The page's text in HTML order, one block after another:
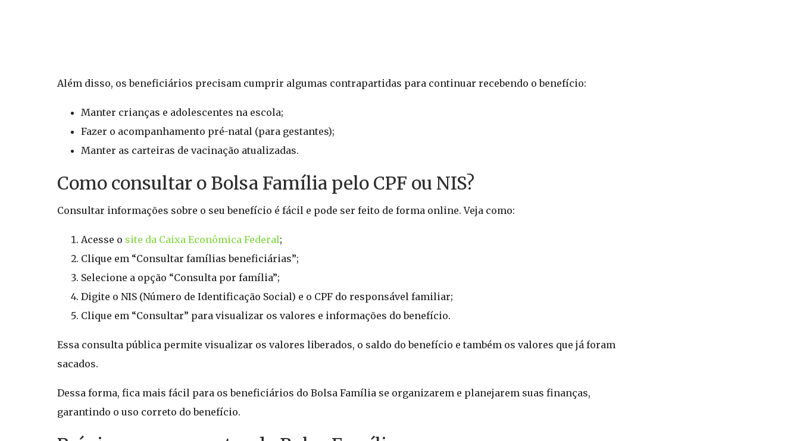
Além disso, os beneficiários precisam cumprir algumas contrapartidas para continuar recebendo o benefício:
Manter crianças e adolescentes na escola;
Fazer o acompanhamento pré-natal (para gestantes);
Manter as carteiras de vacinação atualizadas.
Como consultar o Bolsa Família pelo CPF ou NIS?
Consultar informações sobre o seu benefício é fácil e pode ser feito de forma online. Veja como:
Acesse o site da Caixa Econômica Federal;
Clique em “Consultar famílias beneficiárias”;
Selecione a opção “Consulta por família”;
Digite o NIS (Número de Identificação Social) e o CPF do responsável familiar;
Clique em “Consultar” para visualizar os valores e informações do benefício.
Essa consulta pública permite visualizar os valores liberados, o saldo do benefício e também os valores que já foram
sacados.
Dessa forma, fica mais fácil para os beneficiários do Bolsa Família se organizarem e planejarem suas finanças,
garantindo o uso correto do benefício.